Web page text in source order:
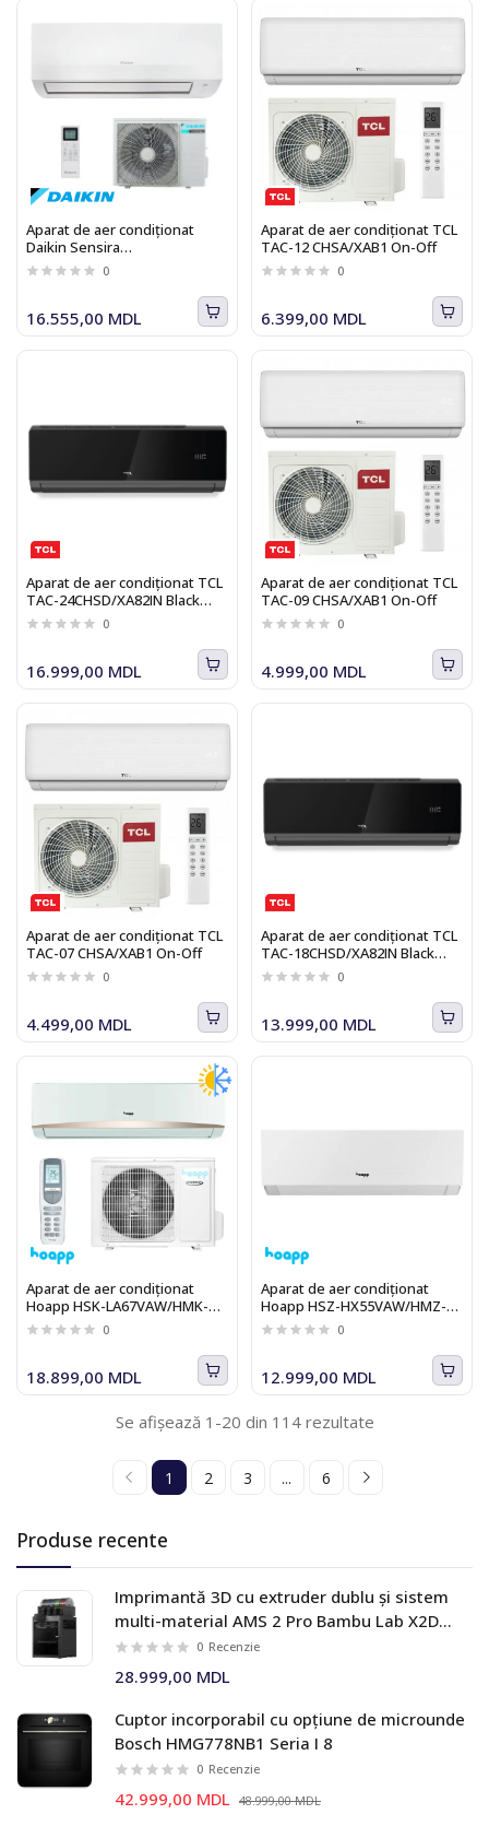
Produse recente
Imprimantă 3D cu extruder dublu și sistem
multi-material AMS 2 Pro Bambu Lab X2D
Combo
0 Recenzie
28.999,00 MDL
Cuptor incorporabil cu opțiune de microunde
Bosch HMG778NB1 Seria I 8
0 Recenzie
42.999,00 MDL 48.999,00 MDL
Aparat de aer condiționat
Daikin Sensira
FTXC20E/RXC20E, 7000 BTU,
A++/A+, Inverter, WI-FI
0
16.555,00 MDL
Aparat de aer condiționat TCL
TAC-12 CHSA/XAB1 On-Off
0
6.399,00 MDL
Aparat de aer condiționat TCL
TAC-24CHSD/XA82IN Black
Inverter R32 Wi-Fi Ready
0
16.999,00 MDL
Aparat de aer condiționat TCL
TAC-09 CHSA/XAB1 On-Off
0
4.999,00 MDL
Aparat de aer condiționat TCL
TAC-07 CHSA/XAB1 On-Off
0
4.499,00 MDL
Aparat de aer condiționat TCL
TAC-18CHSD/XA82IN Black
Inverter R32 Wi-Fi Ready
0
13.999,00 MDL
Aparat de aer condiționat
Hoapp HSK-LA67VAW/HMK-
LA67VA, Inverter, 24000BTU,
A++/A+, R32, I-Feel, WI-FI
0
18.899,00 MDL
Aparat de aer condiționat
Hoapp HSZ-HX55VAW/HMZ-
HX55VA, Inverter, 18000BTU,
A++/A+, R32, I-Feel, WI-FI
0
12.999,00 MDL
Se afișează 1-20 din 114 rezultate
1 2 3 ... 6